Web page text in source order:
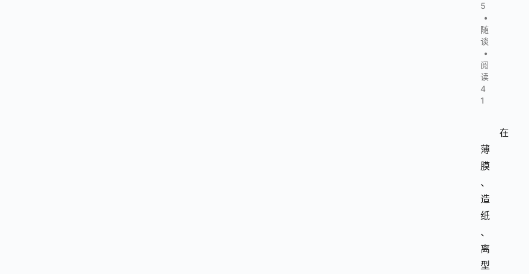
5
•
随
谈
•
阅
读
4
1
在
薄
膜
、
造
纸
、
离
型